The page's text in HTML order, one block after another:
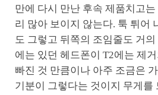
만에 다시 만난 후속 제품치고
리 많아 보이지 않는다. 툭 튀어
도 그렇고 뒤쪽의 조임줄도 거
에는 있던 헤드폰이 T2에는 제
빠진 것 만큼이나 아주 조금은
기분이 그렇다는 것이지 무게를